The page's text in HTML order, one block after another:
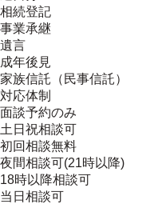
相続登記
事業承継
遺言
成年後見
家族信託（民事信託）
対応体制
面談予約のみ
土日祝相談可
初回相談無料
夜間相談可(21時以降)
18時以降相談可
当日相談可